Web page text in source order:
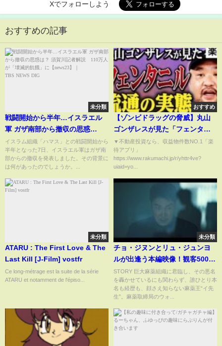
Xでフォローしよう
おすすめの記事
未分類
戦闘開始から半年…イスラエル
軍 ガザ南部から撤収の思惑
は？ 須賀川記者解説 110万人
が「壊滅的飢餓」に【news23】
｜TBS NEWS DIG
イスラム組織「ハマス」との戦闘開始から
半年となった7日、イスラエル軍はガザ南
部からの撤収を発表しました。その背景に
は何があったのでしょうか。...
おすすめ
【ゾンビドラッグの脅威】丸山
ゴンザレスが見た「フェンタニ
ル」の恐怖、日本も無関係では
ない理由とは《丸山ゴンザレス×
スパイチャンネル山田敏弘》
▼不動産投資なら、収益物件数NO.1「楽
待アプリ」
https://www.rakumachi.jp/r/yhttr4ve?
uiaid=yo...
未分類
ATARU : The First Love & The
Last Kill [J-Film] vostfr
Ce long-métrage est la suite de la série
ATARU et notamment de l'épiso...
未分類
チョ・ジヌンとリュ・ジュンヨ
ルが出逢う本編映像！観客500万
人突破の大ヒット『毒戦
BELIEVER』
STORY 巨大麻薬組織に君臨し、その悪名
を轟かせているにも関わらず、誰ひとり本
名も経歴も、顔さえ知らない麻薬王“イ先
生”。麻薬取締局のウォ...